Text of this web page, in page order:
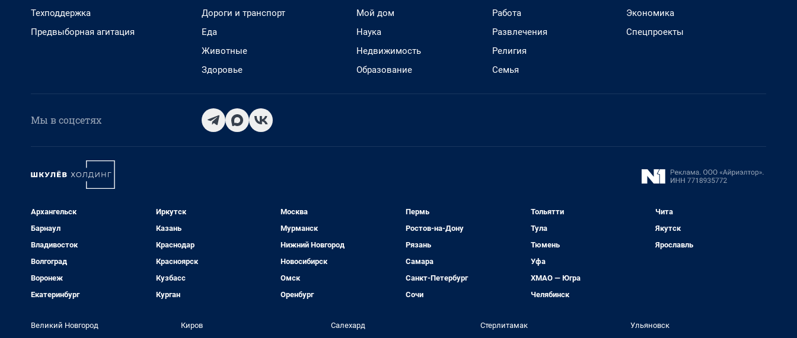
Техподдержка
Предвыборная агитация
Дороги и транспорт
Еда
Животные
Здоровье
Мой дом
Наука
Недвижимость
Образование
Работа
Развлечения
Религия
Семья
Экономика
Спецпроекты
Мы в соцсетях
Архангельск
Барнаул
Владивосток
Волгоград
Воронеж
Екатеринбург
Иркутск
Казань
Краснодар
Красноярск
Кузбасс
Курган
Москва
Мурманск
Нижний Новгород
Новосибирск
Омск
Оренбург
Пермь
Ростов-на-Дону
Рязань
Самара
Санкт-Петербург
Сочи
Тольятти
Тула
Тюмень
Уфа
ХМАО — Югра
Челябинск
Чита
Якутск
Ярославль
Великий Новгород
Киров
Салехард
Стерлитамак
Ульяновск